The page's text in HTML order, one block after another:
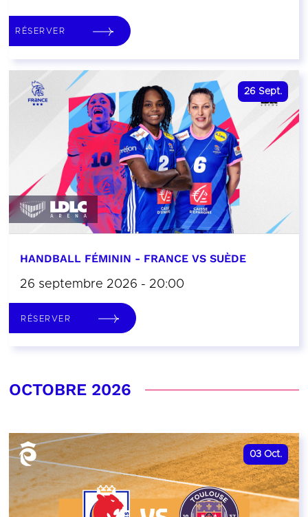
RÉSERVER
26 Sept.
HANDBALL FÉMININ - FRANCE VS SUÈDE
26 septembre 2026 - 20:00
RÉSERVER
OCTOBRE 2026
03 Oct.